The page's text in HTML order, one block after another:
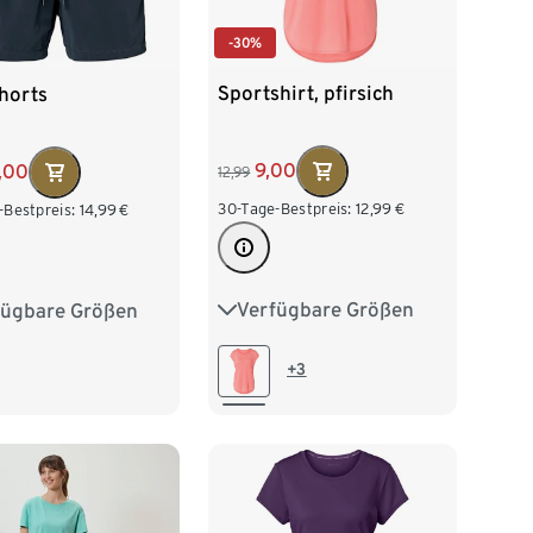
Bestpreis: 14,99€
Größen
L 52/54
-30%
Sportshirt, pfirsich
12,99 9,00
30-Tage-Bestpreis: 12,99 €
Verfügbare Größen
XS 32/34 S 36/38
M 40/42+3